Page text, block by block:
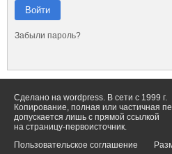
Войти
Забыли пароль?
Сделано на wordpress. В сети с 1999 г.
Копирование, полная или частичная
допускается лишь с прямой ссылкой
на страницу-первоисточник.
Пользовательское соглашение